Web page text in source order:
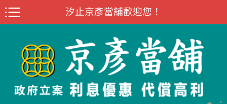
汐止京彥當舖歡迎您！